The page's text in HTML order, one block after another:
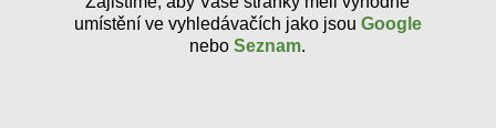
umístění ve vyhledávačích jako jsou Google
neboSeznam.